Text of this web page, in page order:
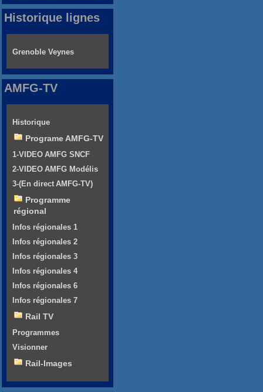
Historique lignes
Grenoble Veynes
AMFG-TV
Historique
Programe AMFG-TV
1-VIDEO AMFG SNCF
2-VIDEO AMFG Modélis
3-(En direct AMFG-TV)
Programme
régional
Infos régionales 1
Infos régionales 2
Infos régionales 3
Infos régionales 4
Infos régionales 6
Infos régionales 7
Rail TV
Programmes
Visionner
Rail-Images